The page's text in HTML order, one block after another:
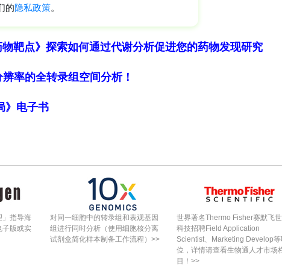
量相关性状的高表型变异有利于 QTL 的识别，但环
辅助选择（MAS）提供了潜在靶点。此外，将多个
大麦育种提供更有效的策略，显著影响每株粒重，
麦产量相关性状的 QTLs，包括稳定 QTLs、主效和
量提升的瓶颈，推动大麦育种工作迈向新台阶，对保
靶点》探索如何通过代谢分析促进您的药物发现研究
率的全转录组空间分析！
》电子书
」指导海
子版或实
对同一细胞中的转录组和表观基因
组进行同时分析（使用细胞核分离
试剂盒简化样本制备工作流程）>>
世界著名Thermo Fisher赛默飞
科技招聘Field Application
Scientist、Marketing Develop等
位，详情请查看生物通人才市场
目！>>